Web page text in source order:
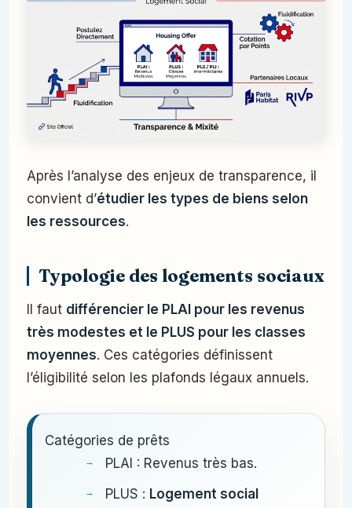
Après l’analyse des enjeux de transparence, il
convient d’étudier les types de biens selon
les ressources.
Typologie des logements sociaux
Il faut différencier le PLAI pour les revenus
très modestes et le PLUS pour les classes
moyennes. Ces catégories définissent
l’éligibilité selon les plafonds légaux annuels.
Catégories de prêts
PLAI : Revenus très bas.
PLUS : Logement social